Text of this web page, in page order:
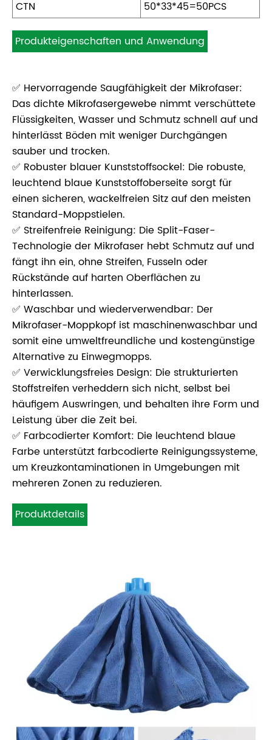
CTN 50*33*45=50PCS
Produkteigenschaften und Anwendung
✅ Hervorragende Saugfähigkeit der Mikrofaser:
Das dichte Mikrofasergewebe nimmt verschüttete
Flüssigkeiten, Wasser und Schmutz schnell auf und
hinterlässt Böden mit weniger Durchgängen
sauber und trocken.
✅ Robuster blauer Kunststoffsockel: Die robuste,
leuchtend blaue Kunststoffoberseite sorgt für
einen sicheren, wackelfreien Sitz auf den meisten
Standard-Moppstielen.
✅ Streifenfreie Reinigung: Die Split-Faser-
Technologie der Mikrofaser hebt Schmutz auf und
fängt ihn ein, ohne Streifen, Fusseln oder
Rückstände auf harten Oberflächen zu
hinterlassen.
✅ Waschbar und wiederverwendbar: Der
Mikrofaser-Moppkopf ist maschinenwaschbar und
somit eine umweltfreundliche und kostengünstige
Alternative zu Einwegmopps.
✅ Verwicklungsfreies Design: Die strukturierten
Stoffstreifen verheddern sich nicht, selbst bei
häufigem Auswringen, und behalten ihre Form und
Leistung über die Zeit bei.
✅ Farbcodierter Komfort: Die leuchtend blaue
Farbe unterstützt farbcodierte Reinigungssysteme,
um Kreuzkontaminationen in Umgebungen mit
mehreren Zonen zu reduzieren.
Produktdetails